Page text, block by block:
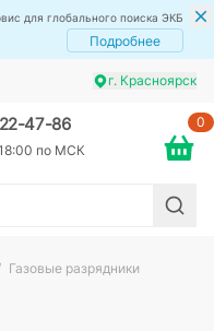
для глобального поиска ЭКБ
Подробнее
г. Красноярск
47-86
по МСК
0
Газовые разрядники